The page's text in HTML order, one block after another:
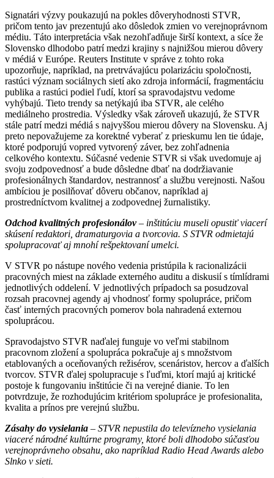
Signatári výzvy poukazujú na pokles dôveryhodnosti STVR,
pričom tento jav prezentujú ako dôsledok zmien vo verejnoprávnom
médiu. Táto interpretácia však nezohľadňuje širší kontext, a síce že
Slovensko dlhodobo patrí medzi krajiny s najnižšou mierou dôvery
v médiá v Európe. Reuters Institute v správe z tohto roka
upozorňuje, napríklad, na pretrvávajúcu polarizáciu spoločnosti,
rastúci význam sociálnych sietí ako zdroja informácií, fragmentáciu
publika a rastúci podiel ľudí, ktorí sa spravodajstvu vedome
vyhýbajú. Tieto trendy sa netýkajú iba STVR, ale celého
mediálneho prostredia. Výsledky však zároveň ukazujú, že STVR
stále patrí medzi médiá s najvyššou mierou dôvery na Slovensku. Aj
preto nepovažujeme za korektné vyberať z prieskumu len tie údaje,
ktoré podporujú vopred vytvorený záver, bez zohľadnenia
celkového kontextu. Súčasné vedenie STVR si však uvedomuje aj
svoju zodpovednosť a bude dôsledne dbať na dodržiavanie
profesionálnych štandardov, nestrannosť a službu verejnosti. Našou
ambíciou je posilňovať dôveru občanov, napríklad aj
prostredníctvom kvalitnej a zodpovednej žurnalistiky.
Odchod kvalitných profesionálov– inštitúciu museli opustiť viacerí
skúsení redaktori, dramaturgovia a tvorcovia. S STVR odmietajú
spolupracovať aj mnohí rešpektovaní umelci.
V STVR po nástupe nového vedenia pristúpila k racionalizácii
pracovných miest na základe externého auditu a diskusií s tímlídrami
jednotlivých oddelení. V jednotlivých prípadoch sa posudzoval
rozsah pracovnej agendy aj vhodnosť formy spolupráce, pričom
časť interných pracovných pomerov bola nahradená externou
spoluprácou.
Spravodajstvo STVR naďalej funguje vo veľmi stabilnom
pracovnom zložení a spolupráca pokračuje aj s množstvom
etablovaných a oceňovaných režisérov, scenáristov, hercov a ďalších
tvorcov. STVR ďalej spolupracuje s ľuďmi, ktorí majú aj kritické
postoje k fungovaniu inštitúcie či na verejné dianie. To len
potvrdzuje, že rozhodujúcim kritériom spolupráce je profesionalita,
kvalita a prínos pre verejnú službu.
Zásahy do vysielania – STVR nepustila do televízneho vysielania
viaceré národné kultúrne programy, ktoré boli dlhodobo súčasťou
verejnoprávneho obsahu, ako napríklad Radio Head Awards alebo
Slnko v sieti.